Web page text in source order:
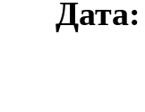
Дата: